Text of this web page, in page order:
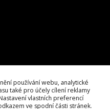
používání webu, analytické
také pro účely cílení reklamy
vlastních preferencí
ve spodní části stránek.